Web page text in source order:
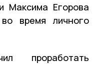
Максима Егорова
время личного
проработать